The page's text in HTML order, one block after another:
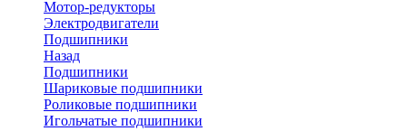
Мотор-редукторы
Электродвигатели
Подшипники
Назад
Подшипники
Шариковые подшипники
Роликовые подшипники
Игольчатые подшипники